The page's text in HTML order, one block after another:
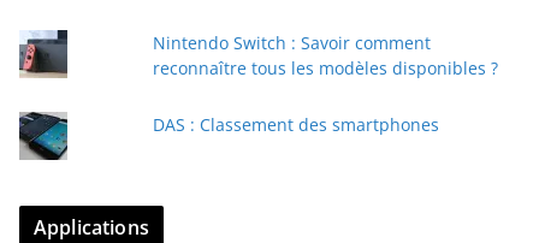
Nintendo Switch : Savoir comment
reconnaître tous les modèles disponibles ?
DAS : Classement des smartphones
Applications